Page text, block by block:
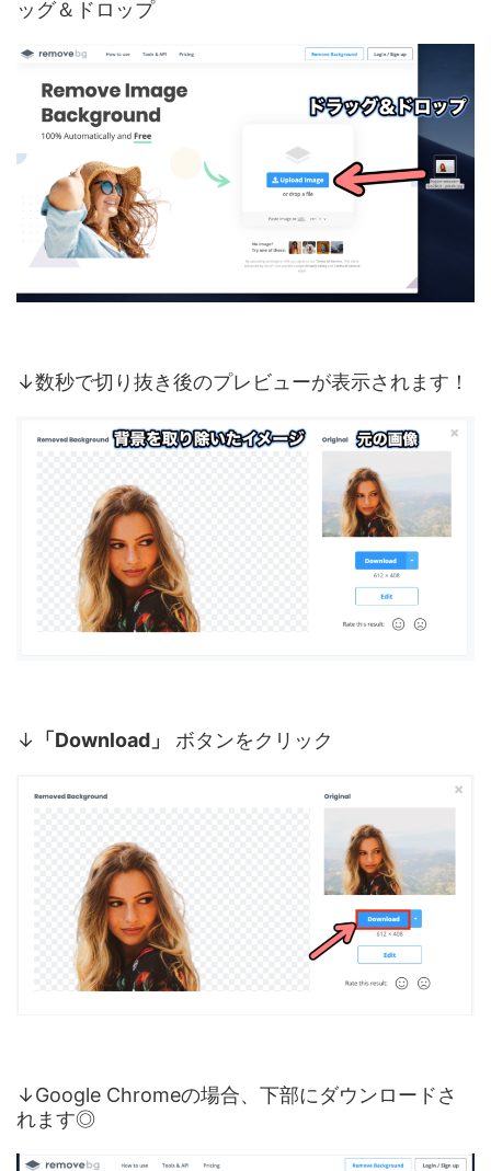
ッグ＆ドロップ
↓数秒で切り抜き後のプレビューが表示されます！
↓ 「Download」 ボタンをクリック
↓Google Chromeの場合、下部にダウンロードさ
れます◎